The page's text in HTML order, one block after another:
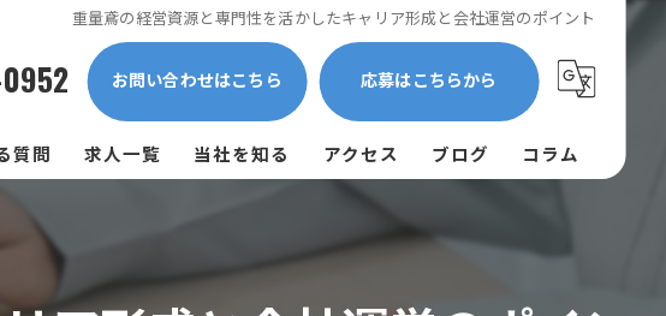
重量鳶の経営資源と専門性を活かしたキャリア形成と会社運営のポイント
お問い合わせはこちら 応募はこちらから
質問 求人一覧 当社を知る
残業少なめ
アクセス ブログ コラム